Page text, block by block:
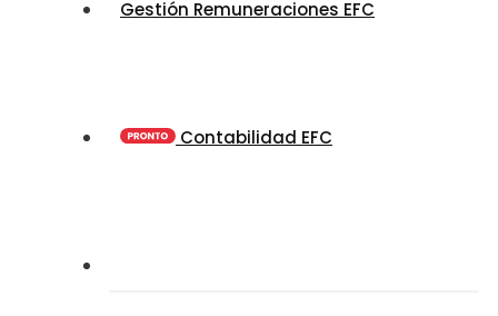
Gestión Remuneraciones EFC
Contabilidad EFC